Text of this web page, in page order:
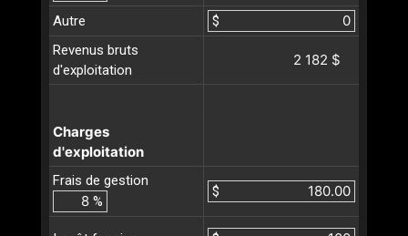
Autre
$
Revenus bruts
d'exploitation
2 182 $
Charges
d'exploitation
Frais de gestion
%
$